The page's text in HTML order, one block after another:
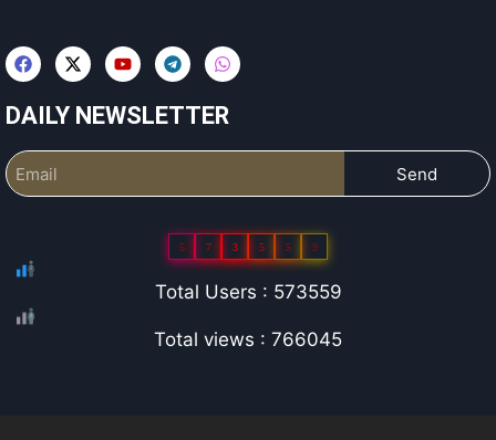
DAILY NEWSLETTER
Send
5 7 3 5 5 9
Total Users : 573559
Total views : 766045